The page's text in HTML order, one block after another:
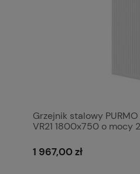
Grzejnik stalowy
VR21 1800x750 o mocy
1 967,00 zł